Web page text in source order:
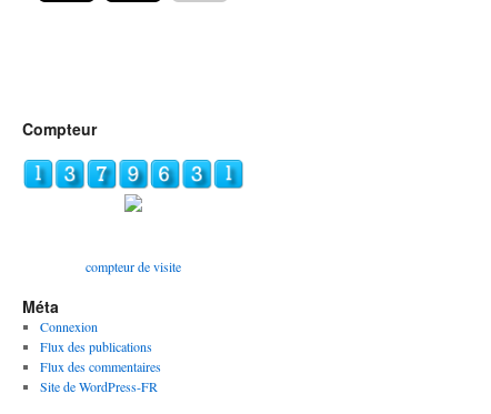
Compteur
compteur de visite
Méta
Connexion
Flux des publications
Flux des commentaires
Site de WordPress-FR